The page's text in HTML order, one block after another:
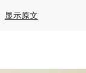
显示原文